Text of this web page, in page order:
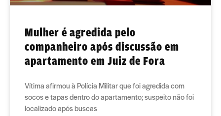
Mulher é agredida pelo
companheiro após discussão em
apartamento em Juiz de Fora
Vítima afirmou à Polícia Militar que foi agredida com
socos e tapas dentro do apartamento; suspeito não foi
localizado após buscas